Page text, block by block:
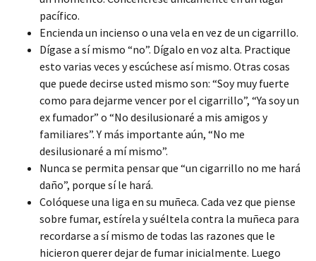
pacífico.
Encienda un incienso o una vela en vez de un cigarrillo.
Dígase a sí mismo “no”. Dígalo en voz alta. Practique
esto varias veces y escúchese así mismo. Otras cosas
que puede decirse usted mismo son: “Soy muy fuerte
como para dejarme vencer por el cigarrillo”, “Ya soy un
ex fumador” o “No desilusionaré a mis amigos y
familiares”. Y más importante aún, “No me
desilusionaré a mí mismo”.
Nunca se permita pensar que “un cigarrillo no me hará
daño”, porque sí le hará.
Colóquese una liga en su muñeca. Cada vez que piense
sobre fumar, estírela y suéltela contra la muñeca para
recordarse a sí mismo de todas las razones que le
hicieron querer dejar de fumar inicialmente. Luego